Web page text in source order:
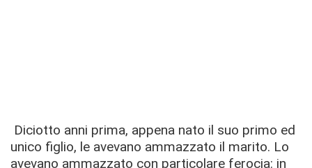
Diciotto anni prima, appena nato il suo primo ed
unico figlio, le avevano ammazzato il marito. Lo
avevano ammazzato con particolare ferocia: in